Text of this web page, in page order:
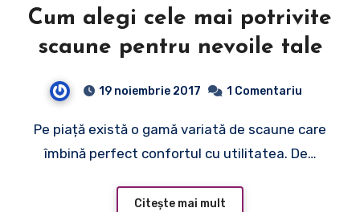
Cum alegi cele mai potrivite
scaune pentru nevoile tale
19 noiembrie 2017 1 Comentariu
Pe piață există o gamă variată de scaune care
îmbină perfect confortul cu utilitatea. De…
Citește mai mult